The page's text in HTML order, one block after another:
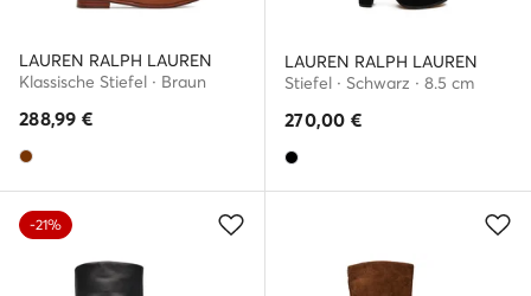
LAUREN RALPH LAUREN
Klassische Stiefel · Braun
288,99 €
LAUREN RALPH LAUREN
Stiefel · Schwarz · 8.5 cm
270,00 €
-21%